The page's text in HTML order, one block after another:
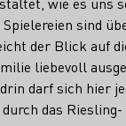
sind
der Blick auf
liebevoll
darf sich hier
das Riesling-